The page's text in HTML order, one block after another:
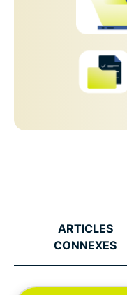
ARTICLES
CONNEXES